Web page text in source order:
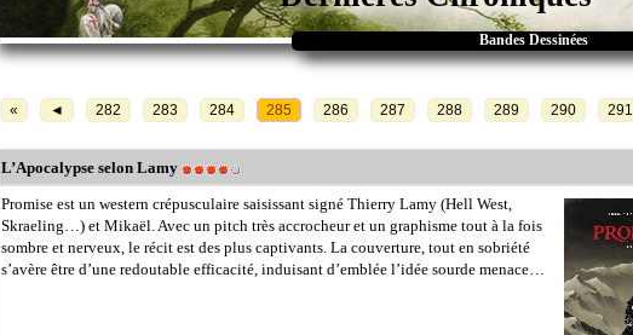
Bandes Dessinées
« ◄ 282 283 284 285 286 287 288 289 290 291
L’Apocalypse selon Lamy
Promise est un western crépusculaire saisissant signé Thierry Lamy (Hell West,
Skraeling…) et Mikaël. Avec un pitch très accrocheur et un graphisme tout à la fois
sombre et nerveux, le récit est des plus captivants. La couverture, tout en sobriété
s’avère être d’une redoutable efficacité, induisant d’emblée l’idée sourde menace…